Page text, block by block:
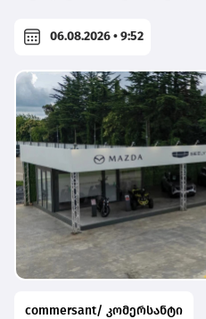
06.08.2026 • 9:52
commersant/ კომერსანტი